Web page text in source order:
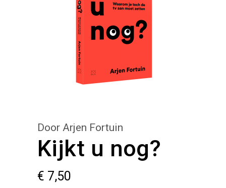
Door Arjen Fortuin
Kijkt u nog?
€ 7,50